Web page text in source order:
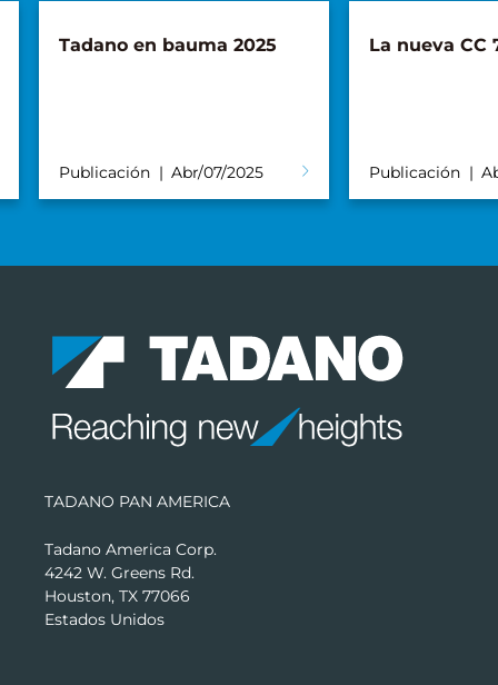
Tadano en bauma 2025
Publicación Abr/07/2025
La nueva CC
Publicación
TADANO PAN AMERICA
Tadano America Corp.
4242 W. Greens Rd.
Houston, TX 77066
Estados Unidos